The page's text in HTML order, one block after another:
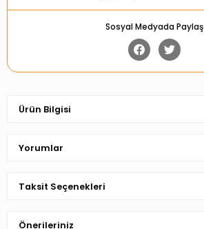
Sosyal Medyada Paylaş
Ürün Bilgisi
Yorumlar
Taksit Seçenekleri
Önerileriniz